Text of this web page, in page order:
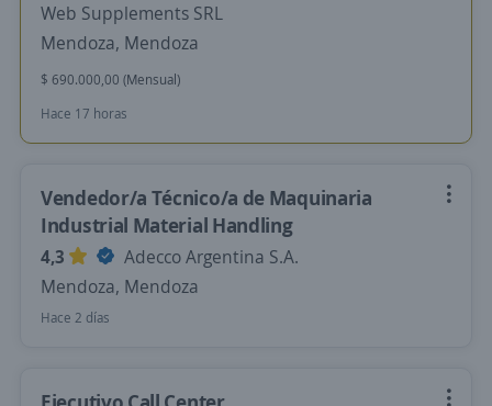
Web Supplements SRL
Mendoza, Mendoza
$ 690.000,00 (Mensual)
Hace 17 horas
Vendedor/a Técnico/a de Maquinaria
Industrial Material Handling
4,3
Adecco Argentina S.A.
Mendoza, Mendoza
Hace 2 días